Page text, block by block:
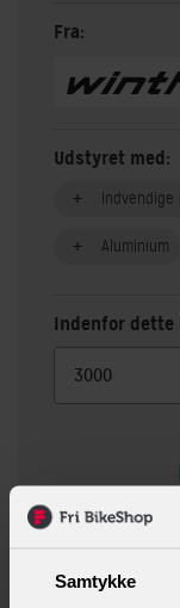
Samtykke
Fra:
Udstyret med:
Indvendige
Aluminium
Indenfor dette